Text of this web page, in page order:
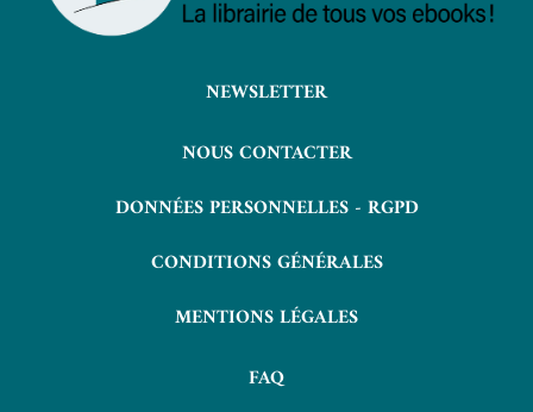
NEWSLETTER
NOUS CONTACTER
DONNÉES PERSONNELLES - RGPD
CONDITIONS GÉNÉRALES
MENTIONS LÉGALES
FAQ